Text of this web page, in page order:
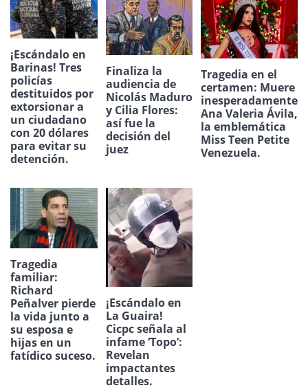
¡Escándalo en
Barinas! Tres
policías
destituidos por
extorsionar a
un ciudadano
con 20 dólares
para evitar su
detención.
Finaliza la
audiencia de
Nicolás Maduro
y Cilia Flores:
así fue la
decisión del
juez
Tragedia en el
certamen: Muere
inesperadamente
Ana Valeria Ávila,
la emblemática
Miss Teen Petite
Venezuela.
Tragedia
familiar:
Richard
Peñalver pierde
la vida junto a
su esposa e
hijas en un
fatídico suceso.
¡Escándalo en
La Guaira!
Cicpc señala al
infame ‘Topo’:
Revelan
impactantes
detalles.